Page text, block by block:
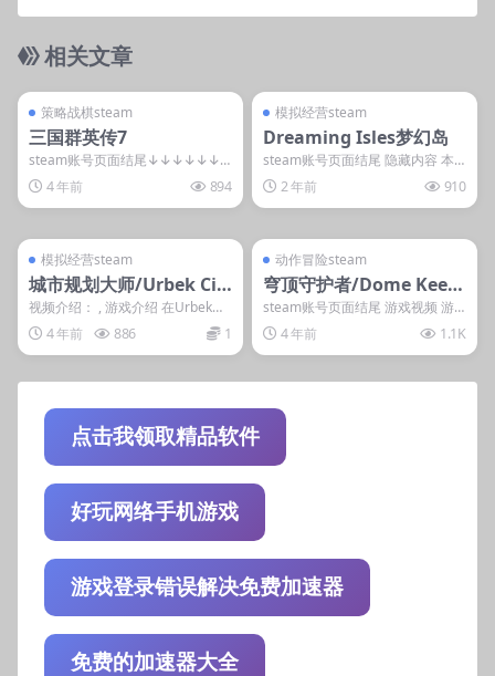
相关文章
策略战棋steam
三国群英传7
steam账号页面结尾↓↓↓↓↓↓
隐藏内容 本内容需权限查看 登录
后获取 普通...
4 年前 894
模拟经营steam
Dreaming Isles梦幻岛
steam账号页面结尾 隐藏内容 本
内容需权限查看 登录后获取 普通
用户: 1游...
2 年前 910
模拟经营steam
城市规划大师/Urbek Cit
y Builder
视频介绍： , 游戏介绍 在Urbek游
戏里，您可以建立自己的社区：从
夜生活区到...
4 年前 886 1
动作冒险steam
穹顶守护者/Dome Keep
er
steam账号页面结尾 游戏视频 游
戏截图 隐藏内容 本内容需权限...
4 年前 1.1K
点击我领取精品软件
好玩网络手机游戏
游戏登录错误解决免费加速器
免费的加速器大全